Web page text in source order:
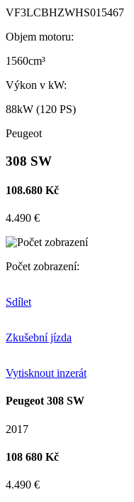
VF3LCBHZWHS015467
Objem motoru:
1560cm³
Výkon v kW:
88kW (120 PS)
Peugeot
308 SW
108.680 Kč
4.490 €
Počet zobrazení:
Sdílet
Zkušební jízda
Vytisknout inzerát
Peugeot 308 SW
2017
108 680 Kč
4.490 €